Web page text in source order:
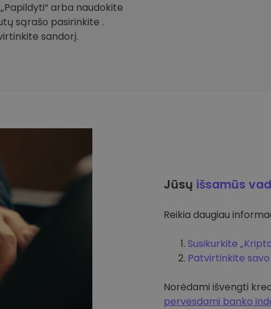
arba naudokite
sąrašo pasirinkite .
sandorį.
Jūsų išsamūs
Reikia daugiau
Susikurkite
Patvirtinkite
Norėdami išvengti
pervesdami banko